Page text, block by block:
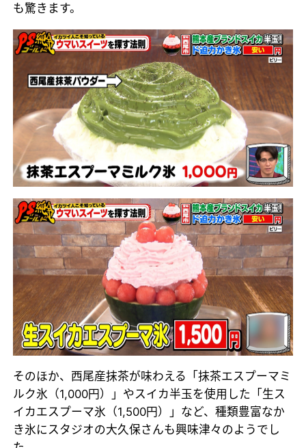
も驚きます。
そのほか、西尾産抹茶が味わえる「抹茶エスプーマミ
ルク氷（1,000円）」やスイカ半玉を使用した「生ス
イカエスプーマ氷（1,500円）」など、種類豊富なか
き氷にスタジオの大久保さんも興味津々のようでし